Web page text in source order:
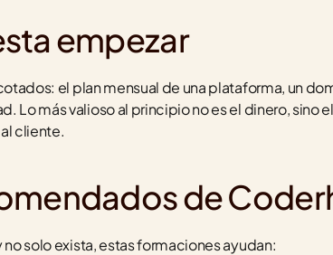
empezar
el plan mensual de una plataforma, un
Lo más valioso al principio no es el dinero, sino
cliente.
de
no solo exista, estas formaciones ayudan: